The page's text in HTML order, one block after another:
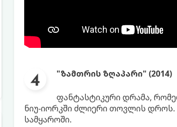
"ზამთრის ზღაპარი" (2014)
ფანტასტიკური დრამა,
ნიუ-იორკში ძლიერი თოვლის დროს.
სამყაროში.